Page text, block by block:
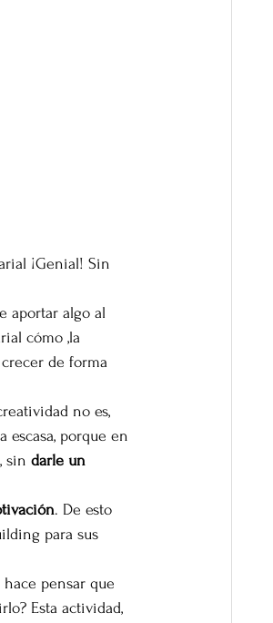
¡Genial! Sin
aportar algo al
cómo ,la
de forma
no es,
escasa, porque en
sin darle un
. De esto
para sus
pensar que
Esta actividad,